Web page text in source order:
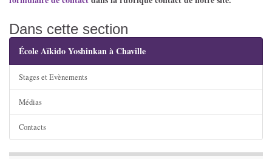
Dans cette section
École Aïkido Yoshinkan à Chaville
Stages et Evènements
Médias
Contacts